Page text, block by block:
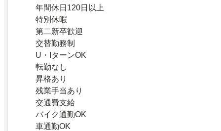
年間休日120日以上
特別休暇
第二新卒歓迎
交替勤務制
U・IターンOK
転勤なし
昇格あり
残業手当あり
交通費支給
バイク通勤OK
車通勤OK